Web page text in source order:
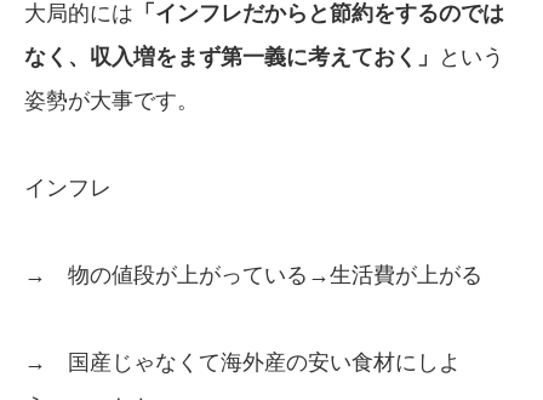
大局的には 「インフレだからと節約をするのでは
なく、 収入増をまず第一義に考えておく」
という
姿勢が大事です。
インフレ
→ 物の値段が上がっている→生活費が上がる
→ 国産じゃなくて海外産の安い食材にしよ